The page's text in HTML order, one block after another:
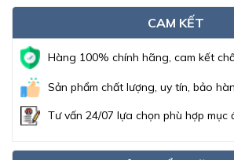
CAM KẾT
Hàng 100% chính hãng, cam kết
Sản phẩm chất lượng, uy tín, bảo
Tư vấn 24/07 lựa chọn phù hợp mục